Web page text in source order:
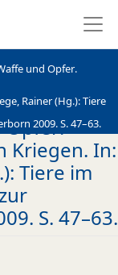
und Opfer.
Rainer (Hg.): Tiere
2009. S. 47–63.
Opfer.
Kriegen. In:
Tiere im
S. 47–63.